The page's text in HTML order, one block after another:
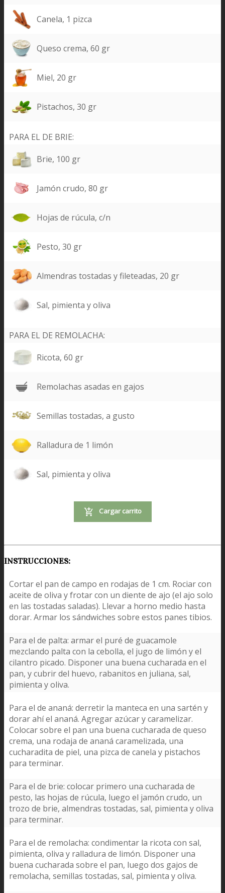
Canela, 1 pizca
Queso crema, 60 gr
Miel, 20 gr
Pistachos, 30 gr
PARA EL DE BRIE:
Brie, 100 gr
Jamón crudo, 80 gr
Hojas de rúcula, c/n
Pesto, 30 gr
Almendras tostadas y fileteadas, 20 gr
Sal, pimienta y oliva
PARA EL DE REMOLACHA:
Ricota, 60 gr
Remolachas asadas en gajos
Semillas tostadas, a gusto
Ralladura de 1 limón
Sal, pimienta y oliva
Cargar carrito
INSTRUCCIONES:
Cortar el pan de campo en rodajas de 1 cm. Rociar con
aceite de oliva y frotar con un diente de ajo (el ajo solo
en las tostadas saladas). Llevar a horno medio hasta
dorar. Armar los sándwiches sobre estos panes tibios.
Para el de palta: armar el puré de guacamole
mezclando palta con la cebolla, el jugo de limón y el
cilantro picado. Disponer una buena cucharada en el
pan, y cubrir del huevo, rabanitos en juliana, sal,
pimienta y oliva.
Para el de ananá: derretir la manteca en una sartén y
dorar ahí el ananá. Agregar azúcar y caramelizar.
Colocar sobre el pan una buena cucharada de queso
crema, una rodaja de ananá caramelizada, una
cucharadita de piel, una pizca de canela y pistachos
para terminar.
Para el de brie: colocar primero una cucharada de
pesto, las hojas de rúcula, luego el jamón crudo, un
trozo de brie, almendras tostadas, sal, pimienta y oliva
para terminar.
Para el de remolacha: condimentar la ricota con sal,
pimienta, oliva y ralladura de limón. Disponer una
buena cucharada sobre el pan, luego dos gajos de
remolacha, semillas tostadas, sal, pimienta y oliva.